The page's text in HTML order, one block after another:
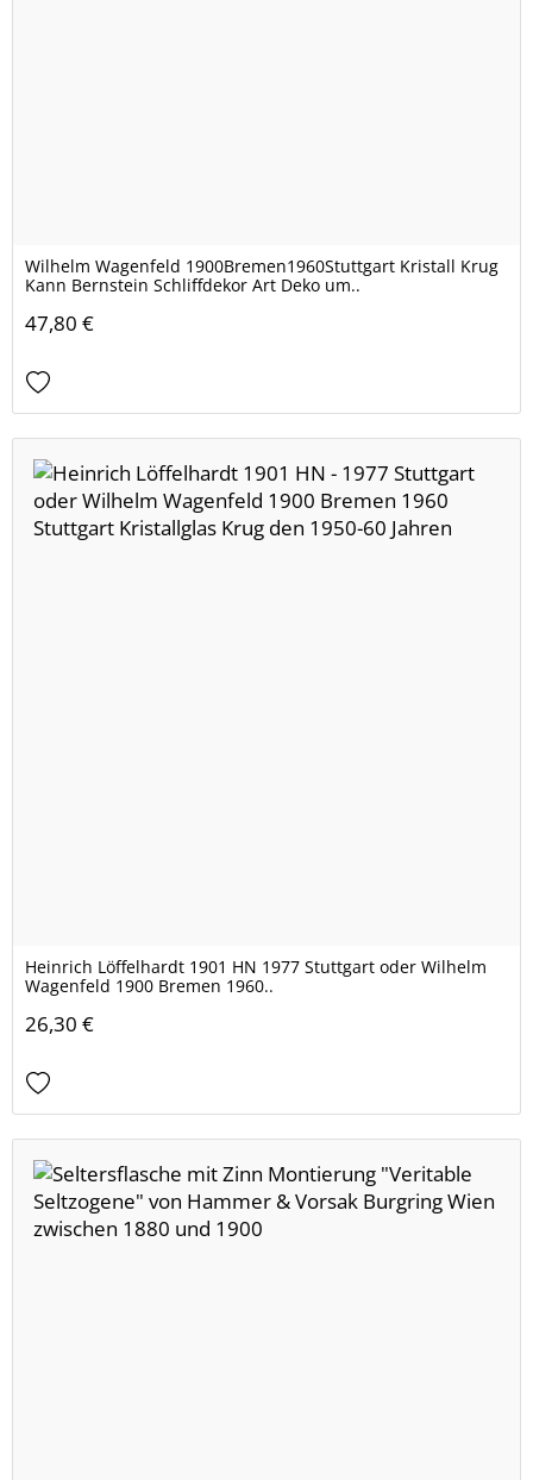
Wilhelm Wagenfeld 1900Bremen1960Stuttgart Kristall Krug
Kann Bernstein Schliffdekor Art Deko um..
47,80 €
Heinrich Löffelhardt 1901 HN 1977 Stuttgart oder Wilhelm
Wagenfeld 1900 Bremen 1960..
26,30 €